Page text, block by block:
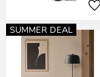
SUMMER DEAL